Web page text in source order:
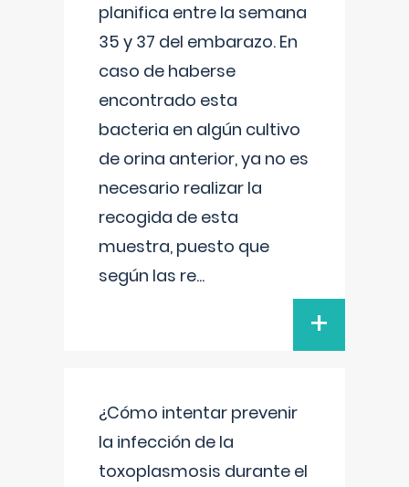
planifica entre la semana
35 y 37 del embarazo. En
caso de haberse
encontrado esta
bacteria en algún cultivo
de orina anterior, ya no es
necesario realizar la
recogida de esta
muestra, puesto que
según las re...
+
¿Cómo intentar prevenir
la infección de la
toxoplasmosis durante el